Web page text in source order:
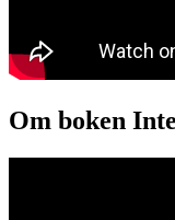
Om boken